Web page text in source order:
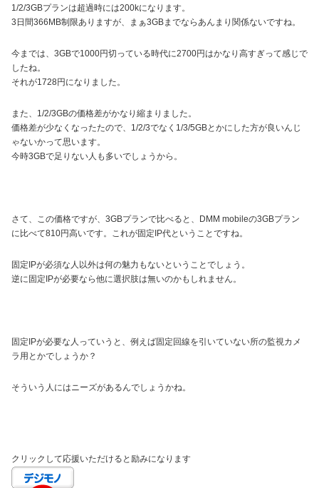
1/2/3GBプランは超過時には200kになります。
3日間366MB制限ありますが、まぁ3GBまでならあんまり関係ないですね。
今までは、3GBで1000円切っている時代に2700円はかなり高すぎって感じで
したね。
それが1728円になりました。
また、1/2/3GBの価格差がかなり縮まりました。
価格差が少なくなったたので、1/2/3でなく1/3/5GBとかにした方が良いんじ
ゃないかって思います。
今時3GBで足りない人も多いでしょうから。
さて、この価格ですが、3GBプランで比べると、DMM mobileの3GBプラン
に比べて810円高いです。これが固定IP代ということですね。
固定IPが必須な人以外は何の魅力もないということでしょう。
逆に固定IPが必要なら他に選択肢は無いのかもしれません。
固定IPが必要な人っていうと、例えば固定回線を引いていない所の監視カメ
ラ用とかでしょうか？
そういう人にはニーズがあるんでしょうかね。
クリックして応援いただけると励みになります